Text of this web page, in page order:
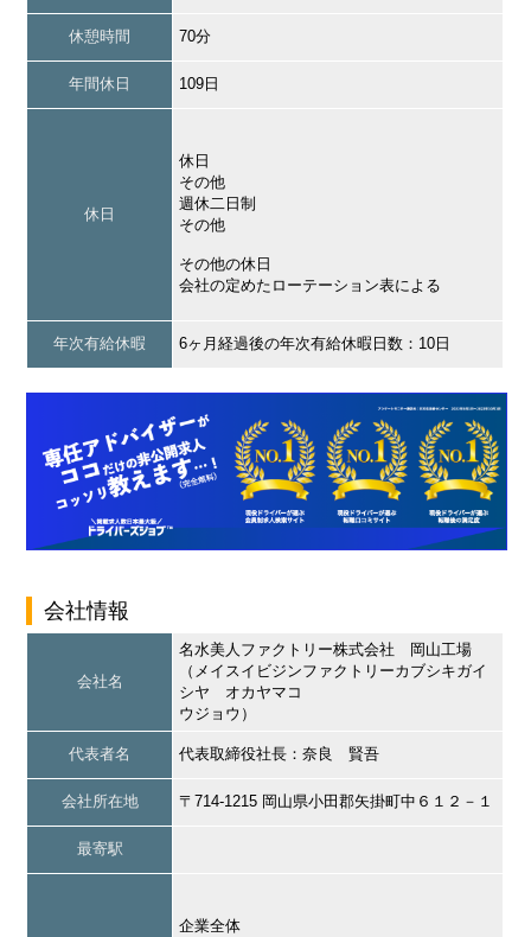
休憩時間 70分
年間休日 109日
休日
休日
その他
週休二日制
その他
その他の休日
会社の定めたローテーション表による
年次有給休暇 6ヶ月経過後の年次有給休暇日数：10日
会社情報
会社名
名水美人ファクトリー株式会社 岡山工場
（メイスイビジンファクトリーカブシキガイ
シヤ オカヤマコ
ウジョウ）
代表者名 代表取締役社長：奈良 賢吾
会社所在地 〒714-1215 岡山県小田郡矢掛町中６１２－１
最寄駅
企業全体